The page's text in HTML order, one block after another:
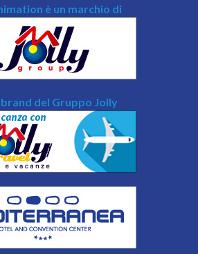
è un marchio di
del Gruppo Jolly